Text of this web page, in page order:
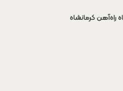
راه‌آهن کرمانشاه